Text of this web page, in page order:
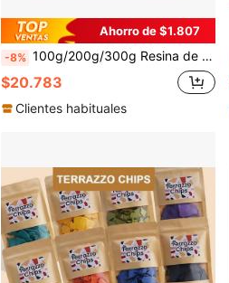
Ahorro de $1.807
-8% 100g/200g/300g Resina de curado UV (Suave) - Cristal Transparente, Resina Epoxi de Curado Rápido Adecuada para Joyería, Manualidades, Moldeado y Recubrimiento
$20.783
Clientes habituales